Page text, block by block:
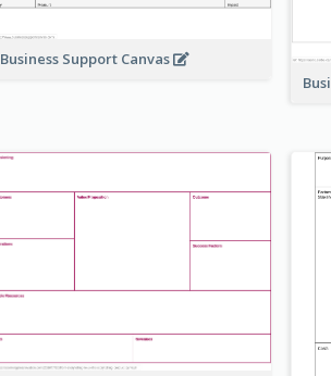
Business Support Canvas